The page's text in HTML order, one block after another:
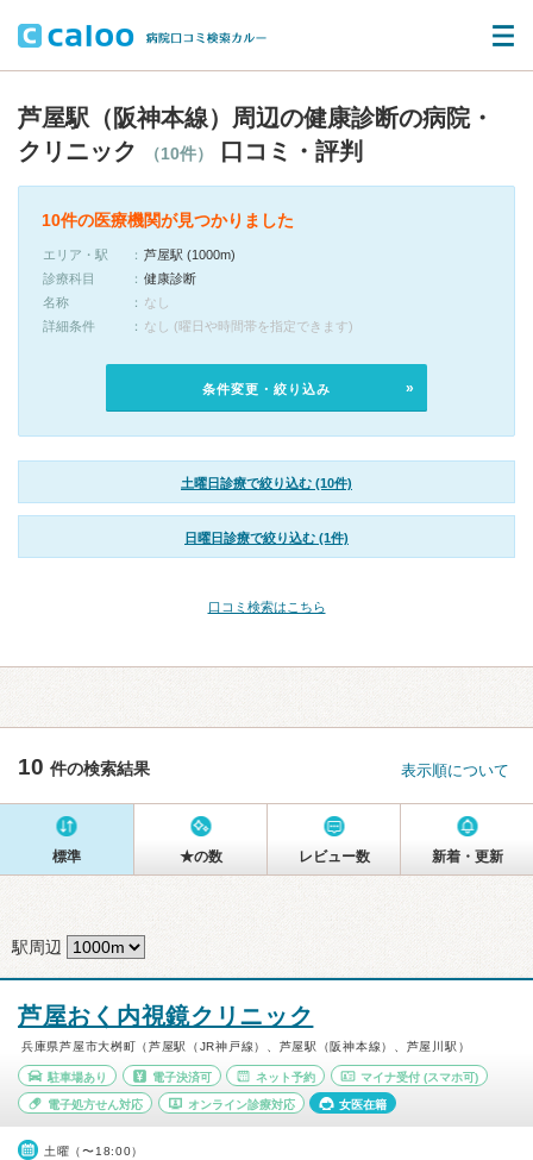
芦屋駅（阪神本線）周辺の健康診断の病院・
クリニック
（10件） 口コミ・評判
10件の医療機関が見つかりました
エリア・駅
芦屋駅 (1000m)
診療科目
健康診断
名称
なし
詳細条件
なし (曜日や時間帯を指定できます)
条件変更・絞り込み
土曜日診療で絞り込む (10件)
日曜日診療で絞り込む (1件)
口コミ検索はこちら
10 件の検索結果 表示順について
標準 ★の数 レビュー数 新着・更新
駅周辺
芦屋おく内視鏡クリニック
兵庫県芦屋市大桝町（芦屋駅（JR神戸線）、芦屋駅（阪神本線）、芦屋川駅）
駐車場あり 電子決済可 ネット予約 マイナ受付 (スマホ可)
電子処方せん対応 オンライン診療対応 女医在籍
土曜（〜18:00）